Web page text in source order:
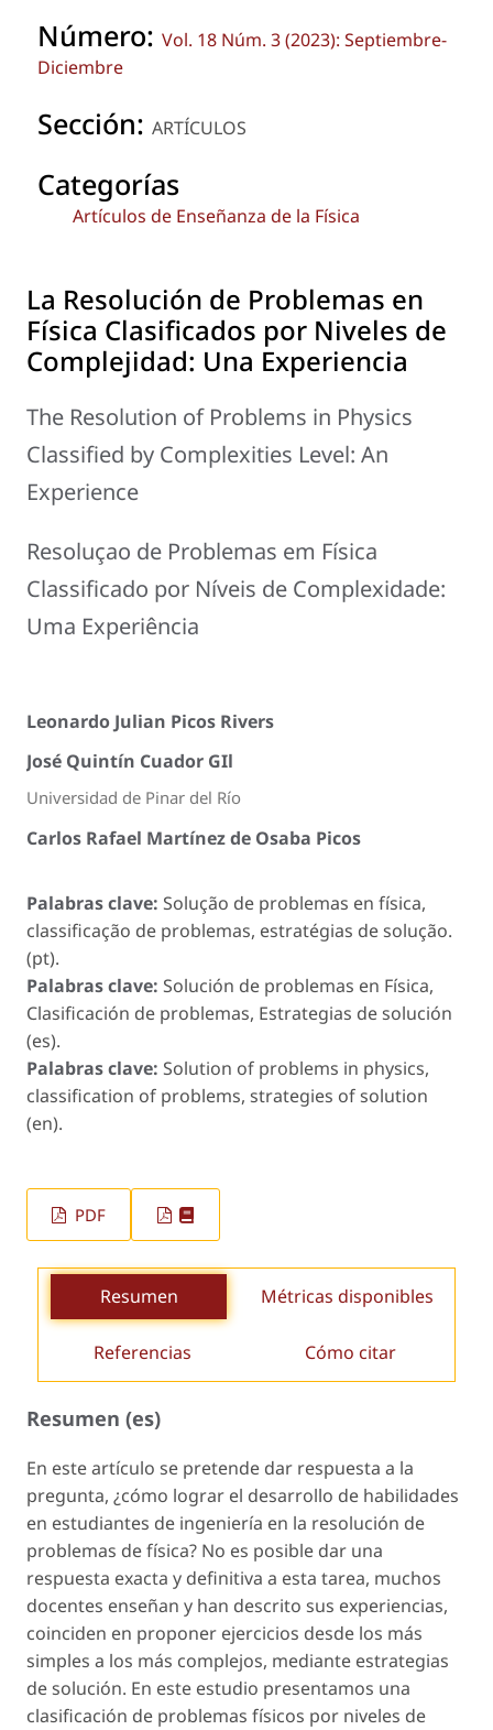
Número: Vol. 18 Núm. 3 (2023): Septiembre-
Diciembre
Sección: ARTÍCULOS
Categorías
Artículos de Enseñanza de la Física
La Resolución de Problemas en
Física Clasificados por Niveles de
Complejidad: Una Experiencia
The Resolution of Problems in Physics
Classified by Complexities Level: An
Experience
Resoluçao de Problemas em Física
Classificado por Níveis de Complexidade:
Uma Experiência
Leonardo Julian Picos Rivers
José Quintín Cuador GIl
Universidad de Pinar del Río
Carlos Rafael Martínez de Osaba Picos
Palabras clave: Solução de problemas en física,
classificação de problemas, estratégias de solução.
(pt).
Palabras clave: Solución de problemas en Física,
Clasificación de problemas, Estrategias de solución
(es).
Palabras clave: Solution of problems in physics,
classification of problems, strategies of solution
(en).
PDF
Resumen Métricas disponibles
Referencias Cómo citar
Resumen (es)
En este artículo se pretende dar respuesta a la
pregunta, ¿cómo lograr el desarrollo de habilidades
en estudiantes de ingeniería en la resolución de
problemas de física? No es posible dar una
respuesta exacta y definitiva a esta tarea, muchos
docentes enseñan y han descrito sus experiencias,
coinciden en proponer ejercicios desde los más
simples a los más complejos, mediante estrategias
de solución. En este estudio presentamos una
clasificación de problemas físicos por niveles de